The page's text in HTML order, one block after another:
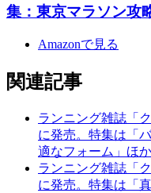
集：東京マラソン攻
Amazonで見る
関連記事
ランニング雑誌「
に発売。特集は「
適なフォーム」ほか
ランニング雑誌「
に発売。特集は「